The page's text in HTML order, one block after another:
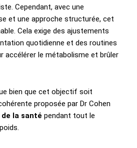
Cependant, avec une
et une approche structurée, cet
Cela exige des ajustements
quotidienne et des routines
accélérer le métabolisme et brûler
bien que cet objectif soit
proposée par Dr Cohen
la santé pendant tout le